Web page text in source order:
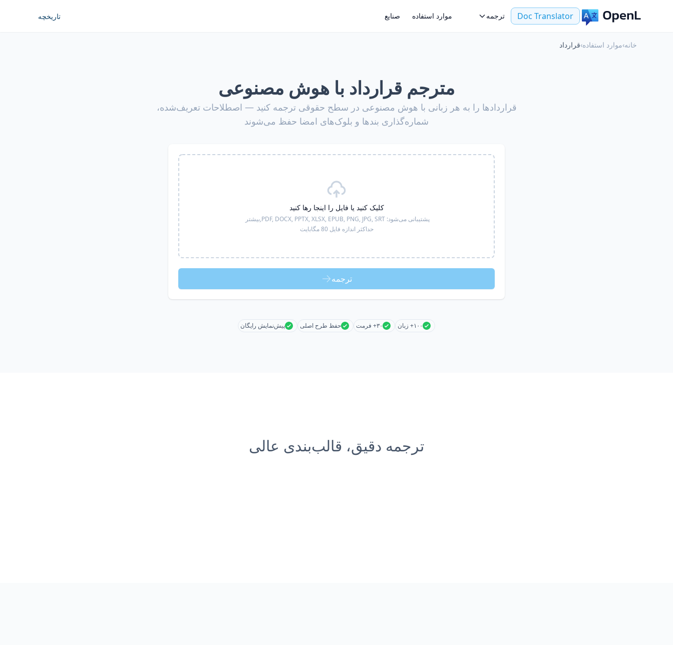
Doc Translator ترجمه موارد استفاده صنایع تاریخچه
خانه›موارد استفاده›قرارداد
مترجم قرارداد با هوش مصنوعی
قراردادها را به هر زبانی با هوش مصنوعی در سطح حقوقی ترجمه کنید — اصطلاحات تعریف‌شده،
شماره‌گذاری بندها و بلوک‌های امضا حفظ می‌شوند
کلیک کنید یا فایل را اینجا رها کنید
پشتیبانی می‌شود: PDF, DOCX, PPTX, XLSX, EPUB, PNG, JPG, SRT, بیشتر
حداکثر اندازه فایل 80 مگابایت
ترجمه
۱۰۰+ زبان ۳۰+ فرمت حفظ طرح اصلی پیش‌نمایش رایگان
ترجمه دقیق، قالب‌بندی عالی